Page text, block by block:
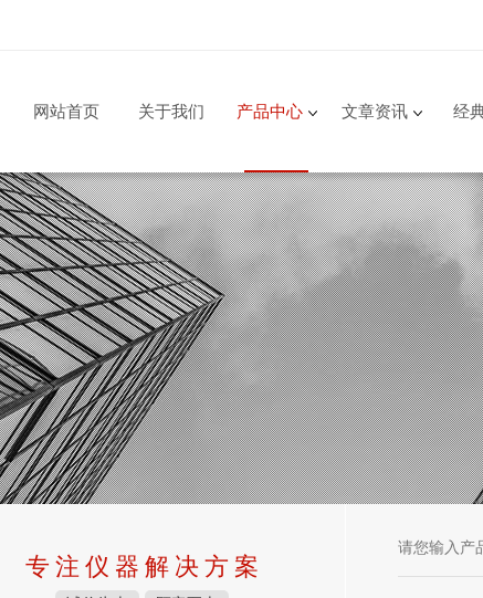
网站首页 关于我们 产品中心 文章资讯 经
专注仪器解决方案